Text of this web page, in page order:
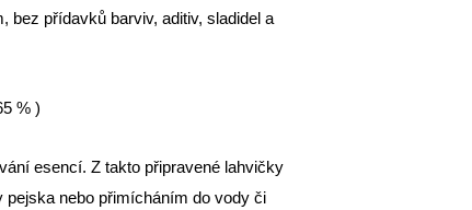
bez přídavků barviv, aditiv, sladidel a
% )
esencí. Z takto připravené lahvičky
pejska nebo přimícháním do vody či